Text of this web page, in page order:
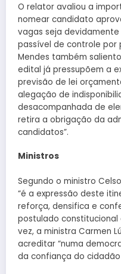
O relator avaliou a
nomear candidato
vagas seja
passível de controle por
Mendes também
edital já pressupõem a
previsão de lei
alegação de
desacompanhada de
retira a obrigação da
candidatos”.
Ministros
Segundo o ministro
“é a expressão deste
reforça, densifica e
postulado constitucional
vez, a ministra Carmen
acreditar “numa
da confiança do